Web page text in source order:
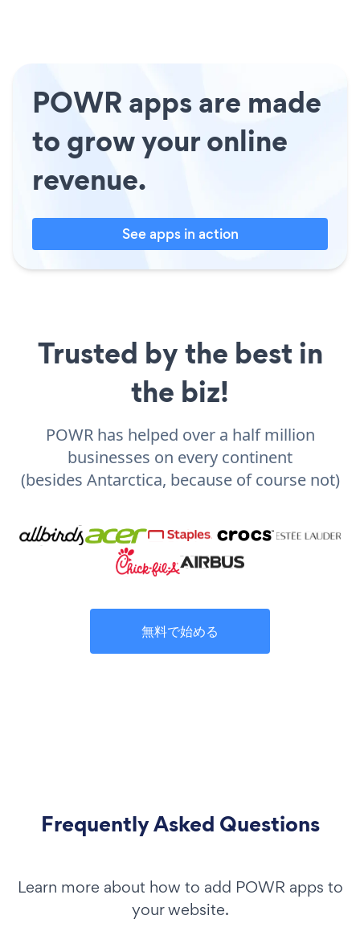
POWR apps are made
to grow your online
revenue.
See apps in action
Trusted by the best in
the biz!
POWR has helped over a half million
businesses on every continent
(besides Antarctica, because of course not)
無料で始める
Frequently Asked Questions
Learn more about how to add POWR apps to
your website.